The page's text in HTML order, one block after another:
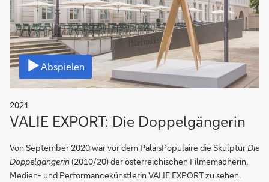
Abspielen
Video
2021
VALIE EXPORT: Die Doppelgängerin
Von September 2020 war vor dem PalaisPopulaire die SkulpturDie
Doppelgängerin(2010/20) der österreichischen Filmemacherin,
Medien- und Performancekünstlerin VALIE EXPORT zu sehen.